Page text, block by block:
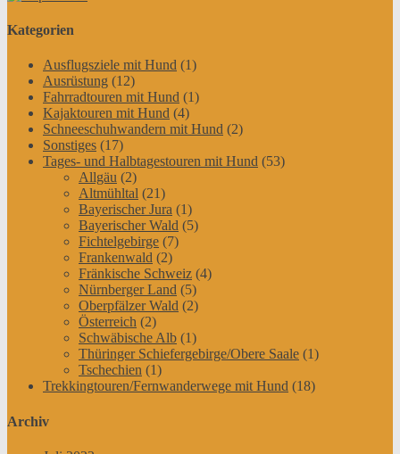
Kategorien
Ausflugsziele mit Hund (1)
Ausrüstung (12)
Fahrradtouren mit Hund (1)
Kajaktouren mit Hund (4)
Schneeschuhwandern mit Hund (2)
Sonstiges (17)
Tages- und Halbtagestouren mit Hund (53)
Allgäu (2)
Altmühltal (21)
Bayerischer Jura (1)
Bayerischer Wald (5)
Fichtelgebirge (7)
Frankenwald (2)
Fränkische Schweiz (4)
Nürnberger Land (5)
Oberpfälzer Wald (2)
Österreich (2)
Schwäbische Alb (1)
Thüringer Schiefergebirge/Obere Saale (1)
Tschechien (1)
Trekkingtouren/Fernwanderwege mit Hund (18)
Archiv